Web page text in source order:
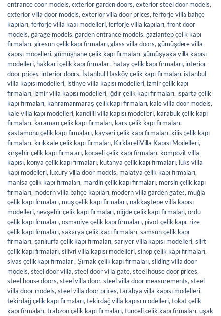
entrance door models, exterior garden doors, exterior steel door models,
exterior villa door models, exterior villa door prices, ferforje villa bahçe
kapıları, ferforje villa kapı modelleri, ferforje villa kapıları, front door
models, garage models, garden entrance models, gaziantep çelik kapı
firmaları, giresun çelik kapı firmaları, glass villa doors, gümüşdere villa
kapısı modelleri, gümüşhane çelik kapı firmaları, gümüşyaka villa kapısı
modelleri, hakkari çelik kapı firmaları, hatay çelik kapı firmaları, interior
door prices, interior doors, İstanbul Hasköy çelik kapı firmaları, istanbul
villa kapısı modelleri, istinye villa kapısı modelleri, izmir çelik kapı
firmaları, izmir villa kapısı modelleri, ığdır çelik kapı firmaları, ısparta çelik
kapı firmaları, kahramanmaraş çelik kapı firmaları, kale villa door models,
kale villa kapı modelleri, kandilli villa kapısı modelleri, karabük çelik kapı
firmaları, karaman çelik kapı firmaları, kars çelik kapı firmaları,
kastamonu çelik kapı firmaları, kayseri çelik kapı firmaları, kilis çelik kapı
firmaları, kırıkkale çelik kapı firmaları, KırklareliVilla Kapısı Modelleri,
kırşehir çelik kapı firmaları, kocaeli çelik kapı firmaları, kompozit villa
kapısı, konya çelik kapı firmaları, kütahya çelik kapı firmaları, lüks villa
kapı modelleri, luxury villa door models, malatya çelik kapı firmaları,
manisa çelik kapı firmaları, mardin çelik kapı firmaları, mersin çelik kapı
firmaları, modern villa bahçe kapıları, modern villa garden gates, muğla
çelik kapı firmaları, muş çelik kapı firmaları, nakkaştepe villa kapısı
modelleri, nevşehir çelik kapı firmaları, niğde çelik kapı firmaları, ordu
çelik kapı firmaları, osmaniye çelik kapı firmaları, pivot çelik kapı, rize
çelik kapı firmaları, sakarya çelik kapı firmaları, samsun çelik kapı
firmaları, şanlıurfa çelik kapı firmaları, sarıyer villa kapısı modelleri, siirt
çelik kapı firmaları, silivri villa kapısı modelleri, sinop çelik kapı firmaları,
sivas çelik kapı firmaları, Şırnak çelik kapı firmaları, sliding villa door
models, steel door villa, steel door villa gate, steel house door prices,
steel house doors, steel villa door, steel villa door measurements, steel
villa door models, steel villa door prices, tarabya villa kapısı modelleri,
tekirdağ çelik kapı firmaları, tekirdağ villa kapısı modelleri, tokat çelik
kapı firmaları, trabzon çelik kapı firmaları, tunceli çelik kapı firmaları, uşak